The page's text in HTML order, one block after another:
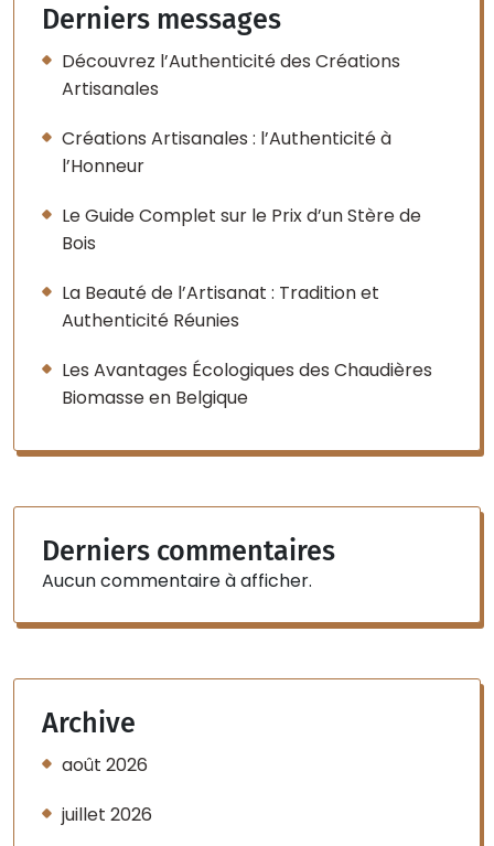
Derniers messages
Découvrez l’Authenticité des Créations
Artisanales
Créations Artisanales : l’Authenticité à
l’Honneur
Le Guide Complet sur le Prix d’un Stère de
Bois
La Beauté de l’Artisanat : Tradition et
Authenticité Réunies
Les Avantages Écologiques des Chaudières
Biomasse en Belgique
Derniers commentaires
Aucun commentaire à afficher.
Archive
août 2026
juillet 2026